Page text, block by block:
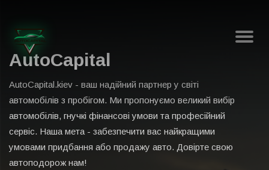
AutoCapital
AutoCapital.kiev - ваш надійний партнер у світі
автомобілів з пробігом. Ми пропонуємо великий вибір
автомобілів, гнучкі фінансові умови та професійний
сервіс. Наша мета - забезпечити вас найкращими
умовами придбання або продажу авто. Довірте свою
автоподорож нам!